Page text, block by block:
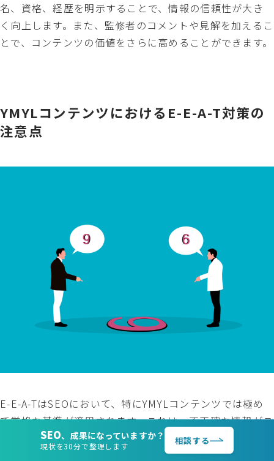
名、資格、経歴を明示することで、情報の信頼性が大き
く向上します。また、監修者のコメントや見解を加えるこ
とで、コンテンツの価値をさらに高めることができます。
YMYLコンテンツにおけるE-E-A-T対策の
注意点
E-E-A-TはSEOにおいて、特にYMYLコンテンツでは極め
て厳格な基準が適用されます。これは、不正確な情報がユ
ーザーの生活や健康、財産に直接的な影響を与える可能
性があるためです。そのため、YMYLコンテンツの作成に
SEO、成果になっていますか？
現状を30分で整理します 相談する